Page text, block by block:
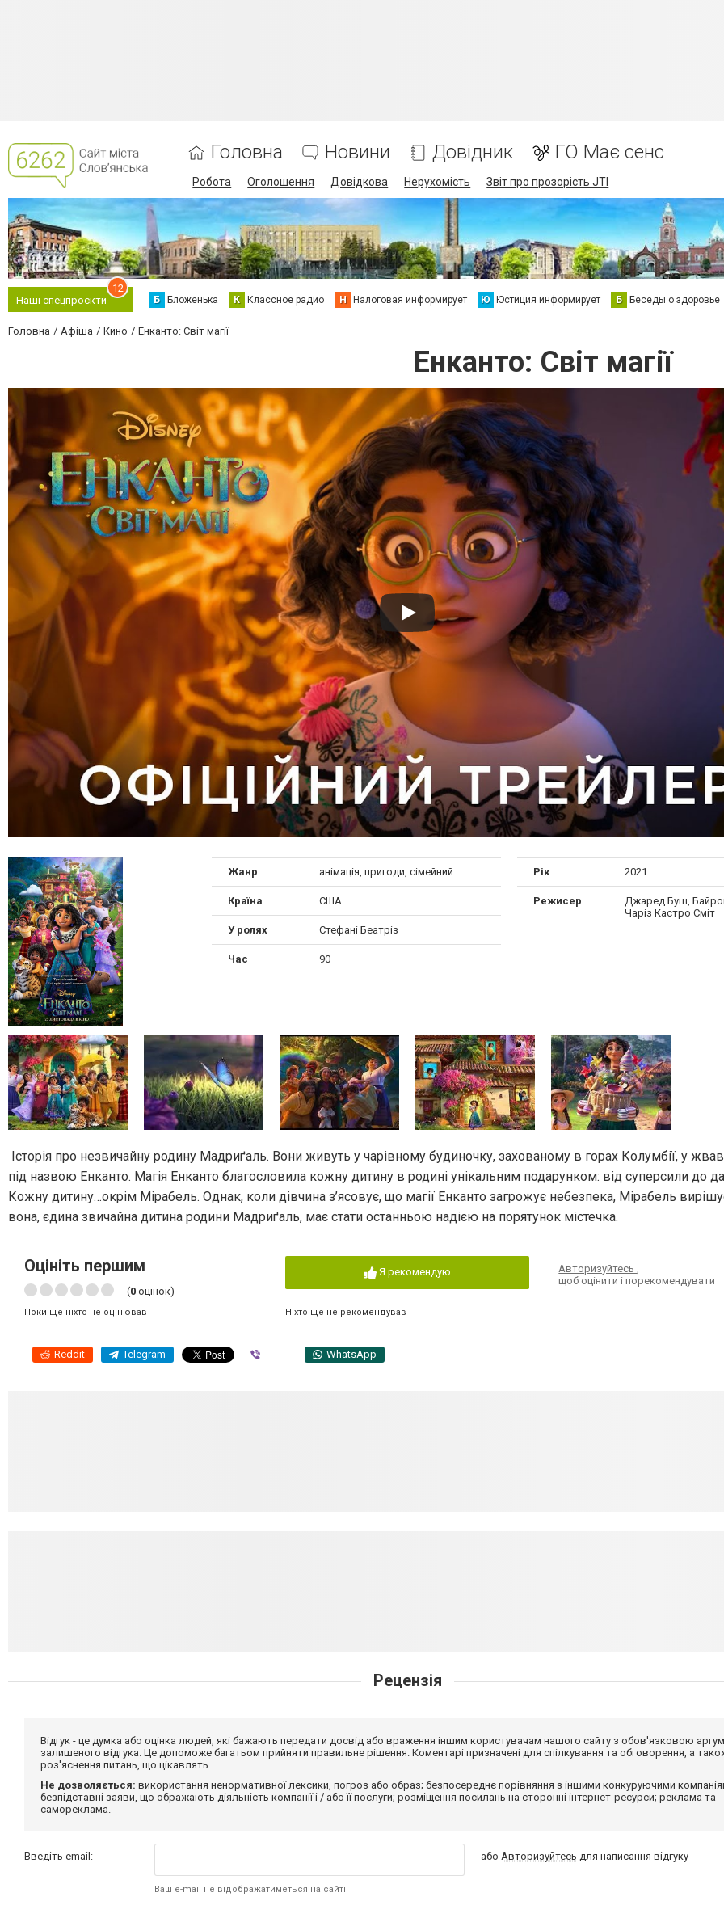
Головна Новини Довідник ГО Має сенс
Робота Оголошення Довідкова Нерухомість Звіт про прозорість JTI
Наші спецпроєкти
12
Б Бложенька К Классное радио Н Налоговая информирует Ю Юстиция информирует Б Беседы о здоровье
Головна Афіша Кино Енканто: Світ магії
Енканто: Світ магії
Жанр анімація, пригоди, сімейний
Країна США
У ролях Стефані Беатріз
Рік 2021
Режисер
Джаред Буш,
Чаріз Кастро Сміт
Час 90
Історія про незвичайну родину Мадриґаль. Вони живуть у чарівному будиночку, захованому в горах Колумбії, у
під назвою Енканто. Магія Енканто благословила кожну дитину в родині унікальним подарунком: від суперсили до
Кожну дитину…окрім Мірабель. Однак, коли дівчина з’ясовує, що магії Енканто загрожує небезпека, Мірабель
вона, єдина звичайна дитина родини Мадриґаль, має стати останньою надією на порятунок містечка.
Оцініть першим
(0 оцінок)
Поки ще ніхто не оцінював
Я рекомендую
Ніхто ще не рекомендував
Авторизуйтесь,
щоб оцінити і порекомендувати
Reddit Telegram WhatsApp
Рецензія
Відгук - це думка або оцінка людей, які бажають передати досвід або враження іншим користувачам нашого сайту з обов'язковою
залишеного відгука. Це допоможе багатьом прийняти правильне рішення. Коментарі призначені для спілкування та обговорення, а
роз'яснення питань, що цікавлять.
Не дозволяється: використання ненормативної лексики, погроз або образ; безпосереднє порівняння з іншими конкуруючими
безпідставні заяви, що ображають діяльність компанії і / або її послуги; розміщення посилань на сторонні інтернет-ресурси; реклама та
самореклама.
Введіть email:
Ваш e-mail не відображатиметься на сайті
або Авторизуйтесь для написання відгуку